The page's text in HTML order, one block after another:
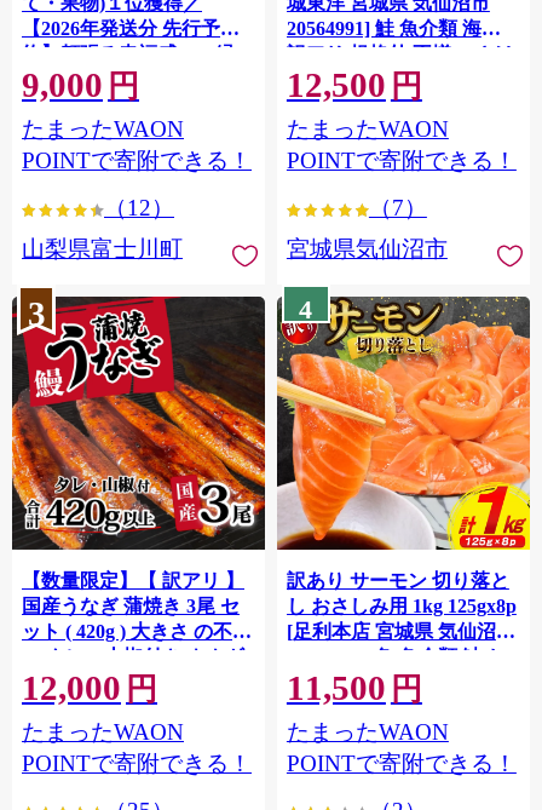
【2026年発送分 先行予
約】頬張る幸福感 〜緑の
宝石・ シャインマスカッ
ト 〜 １ｋｇ以上（２〜３
房） フルーツ 山梨県産 果
物 くだもの シャイン マス
大粒 種なし 先行予約 富士
円 九千円
9,000 円
たまったWAON
POINTで寄附できる！
（12）
山梨県富士川町
20564991] 鮭 魚介類 海鮮
訳アリ 規格外 不揃い さけ
サケ 鮭切身 シャケ 切り身
冷凍 家庭用 おかず 弁当 支
援 サーモン 銀鮭切り身 魚
わけあり
12,500 円
たまったWAON
POINTで寄附できる！
（7）
宮城県気仙沼市
3
【数量限定】【 訳アリ 】
国産うなぎ 蒲焼き 3尾 セ
ット ( 420g ) 大きさ の不揃
い タレ・山椒付き ウナギ
鰻 ふぞろい 不揃い うな重
ひつまぶし 人気 茨城 八千
代町 ふるさと納税 冷凍
[SF951ya]
12,000 円
たまったWAON
POINTで寄附できる！
4
訳あり サーモン 切り落と
し おさしみ用 1kg 125gx8p
[足利本店 宮城県 気仙沼市
20564313] 魚 魚介類 鮭 お
刺し身 刺し身 刺身 生 生食
個包装 チリ銀鮭 銀鮭 海鮮
海鮮丼 魚介
11,500 円
たまったWAON
POINTで寄附できる！